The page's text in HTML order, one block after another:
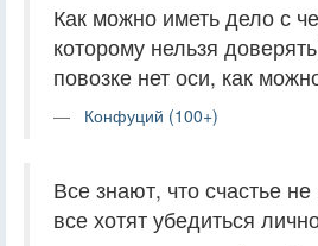
Как можно иметь дело с
которому нельзя
повозке нет оси, как
Конфуций (100+)
Все знают, что счастье
все хотят убедиться